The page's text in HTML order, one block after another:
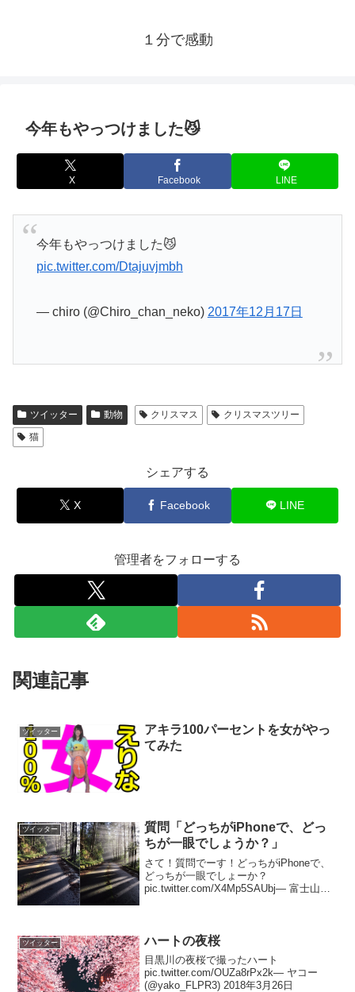
１分で感動
今年もやっつけました😼
X Facebook LINE
今年もやっつけました😼
pic.twitter.com/Dtajuvjmbh
— chiro (@Chiro_chan_neko) 2017年12月17日
ツイッター 動物 クリスマス
クリスマスツリー
猫
シェアする
X Facebook LINE
管理者をフォローする
関連記事
ツイッター
アキラ100パーセントを女がやっ
てみた
ツイッター
質問「どっちがiPhoneで、どっ
ちが一眼でしょうか？」
さて！質問でーす！どっちがiPhoneで、
どっちが一眼でしょーか？
pic.twitter.com/X4Mp5SAUbj— 富士山写
ツイッター ハートの夜桜
目黒川の夜桜で撮ったハート
pic.twitter.com/OUZa8rPx2k— ヤコー
(@yako_FLPR3) 2018年3月26日